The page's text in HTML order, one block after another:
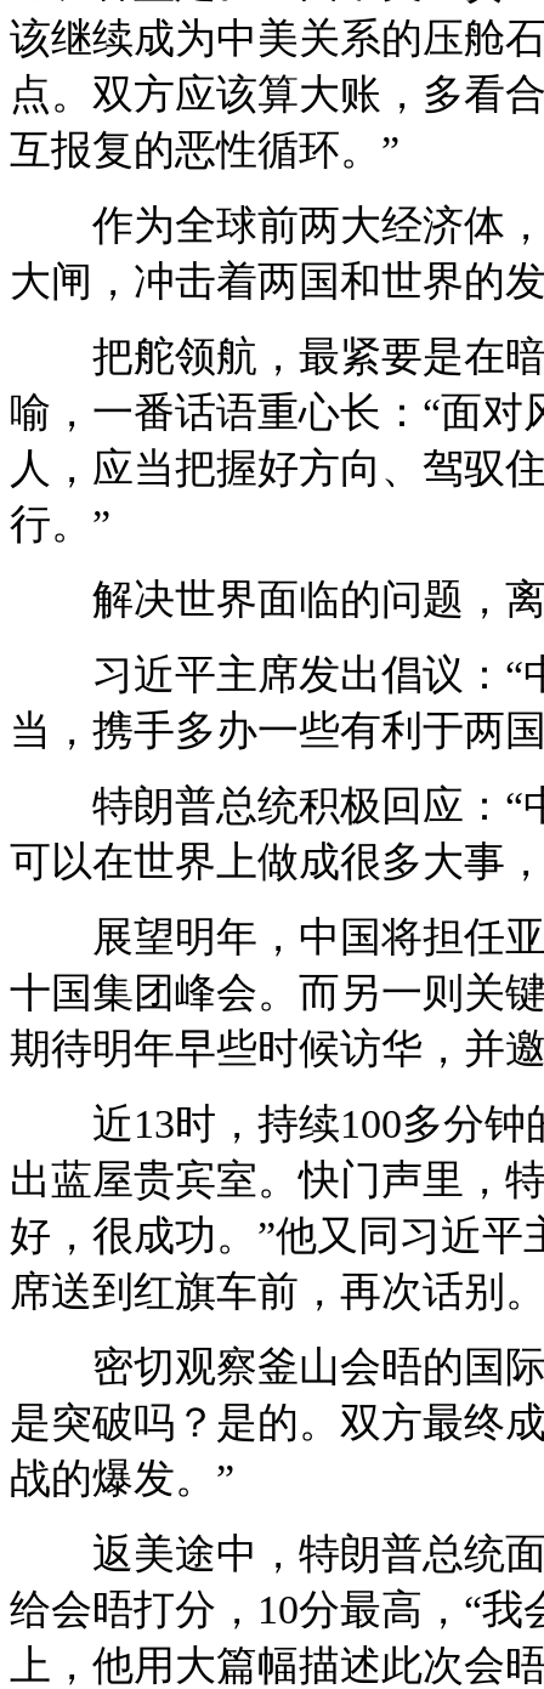
该继续成为中美关系的压舱
点。双方应该算大账，多看
互报复的恶性循环。”
作为全球前两大经济体，
大闸，冲击着两国和世界的
把舵领航，最紧要是在暗
喻，一番话语重心长：“面
人，应当把握好方向、驾驭
行。”
解决世界面临的问题，离
习近平主席发出倡议：“
当，携手多办一些有利于两
特朗普总统积极回应：“
可以在世界上做成很多大事
展望明年，中国将担任亚
十国集团峰会。而另一则关
期待明年早些时候访华，并
近13时，持续100多分钟
出蓝屋贵宾室。快门声里，
好，很成功。”他又同习近
席送到红旗车前，再次话别
密切观察釜山会晤的国际
是突破吗？是的。双方最终
战的爆发。”
返美途中，特朗普总统面
给会晤打分，10分最高，“
上，他用大篇幅描述此次会